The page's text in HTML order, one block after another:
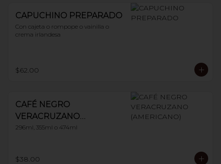
CAPUCHINO PREPARADO
Con cajeta o rompope o vainilla o
crema irlandesa
$62.00
CAFÉ NEGRO
VERACRUZANO
(AMERICANO)
296ml, 355ml o 474ml
$38.00